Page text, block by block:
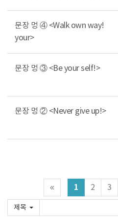
문장 멍 ④ <Walk own way!
your>
문장 멍 ③ <Be your self!>
문장 멍 ② <Never give up!>
« 1 2 3
제목